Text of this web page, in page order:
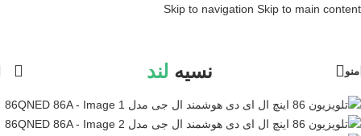
Skip to navigation Skip to main content
منو نسیه لند